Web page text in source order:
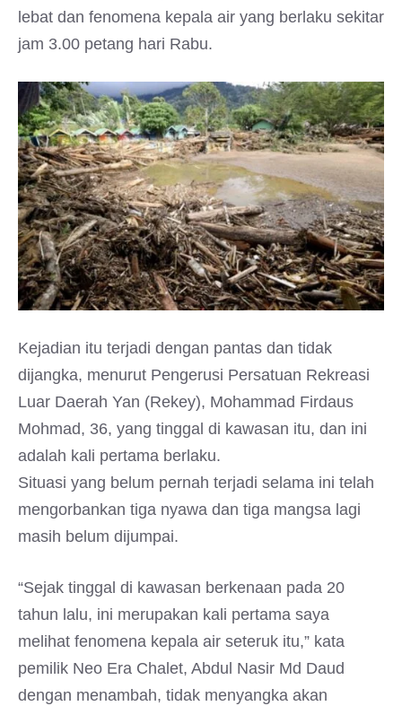
lebat dan fenomena kepala air yang berlaku sekitar
jam 3.00 petang hari Rabu.
Kejadian itu terjadi dengan pantas dan tidak
dijangka, menurut Pengerusi Persatuan Rekreasi
Luar Daerah Yan (Rekey), Mohammad Firdaus
Mohmad, 36, yang tinggal di kawasan itu, dan ini
adalah kali pertama berlaku.
Situasi yang belum pernah terjadi selama ini telah
mengorbankan tiga nyawa dan tiga mangsa lagi
masih belum dijumpai.
“Sejak tinggal di kawasan berkenaan pada 20
tahun lalu, ini merupakan kali pertama saya
melihat fenomena kepala air seteruk itu,” kata
pemilik Neo Era Chalet, Abdul Nasir Md Daud
dengan menambah, tidak menyangka akan